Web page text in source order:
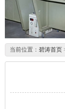
当前位置： 碧涛首页